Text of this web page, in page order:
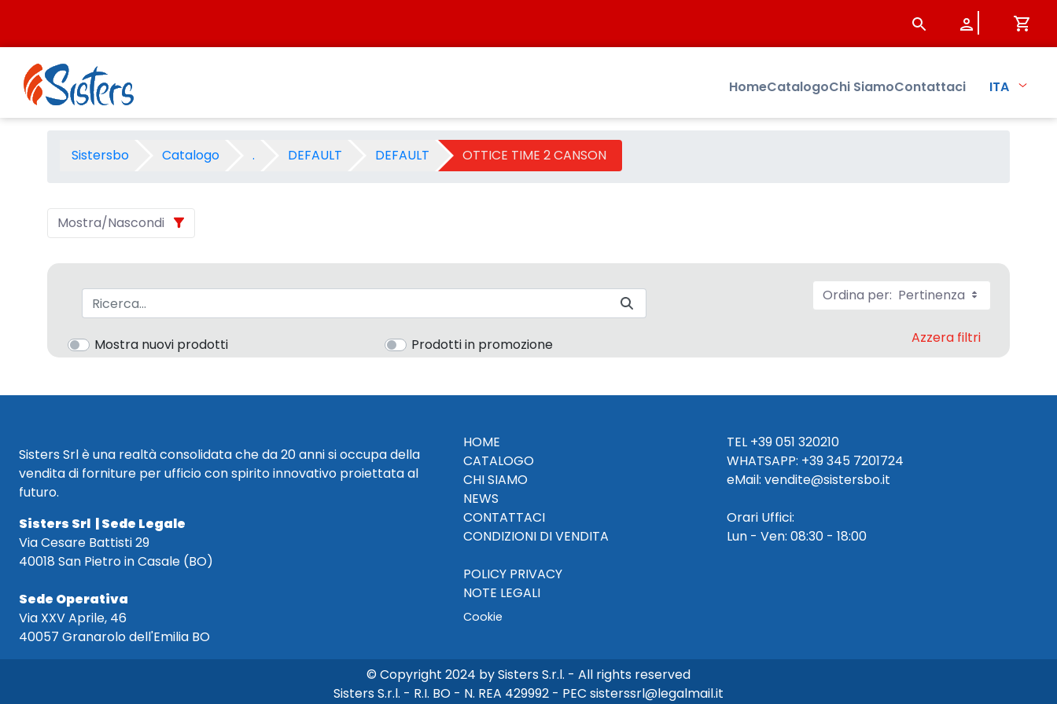
OTTICE TIME 2 CANSON - Categoria - Sistersbo
HomeCatalogoChi SiamoContattaci ITA
Sistersbo Catalogo . DEFAULT DEFAULT OTTICE TIME 2 CANSON
Mostra/Nascondi
Barra di ricerca
Mostra nuovi prodotti Prodotti in promozione
Ordina per: Pertinenza
Azzera filtri
Sisters Srl è una realtà consolidata che da 20 anni si occupa della
vendita di forniture per ufficio con spirito innovativo proiettata al
futuro.
Sisters Srl | Sede Legale
Via Cesare Battisti 29
40018 San Pietro in Casale (BO)
Sede Operativa
Via XXV Aprile, 46
40057 Granarolo dell'Emilia BO
HOME
CATALOGO
CHI SIAMO
NEWS
CONTATTACI
CONDIZIONI DI VENDITA
POLICY PRIVACY
NOTE LEGALI
Cookie
TEL +39 051 320210
WHATSAPP: +39345 7201724
eMail: vendite@sistersbo.it
Orari Uffici:
Lun - Ven: 08:30 - 18:00
© Copyright 2024 by Sisters S.r.l. - All rights reserved
Sisters S.r.l. - R.I. BO - N. REA 429992 - PEC sisterssrl@legalmail.it